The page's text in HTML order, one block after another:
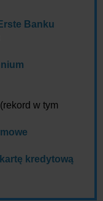
Banku
(rekord w tym
kredytową